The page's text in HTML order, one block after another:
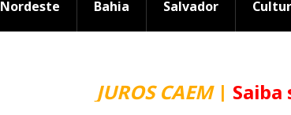
Nordeste Bahia Salvador
JUROS CAEM| Saiba